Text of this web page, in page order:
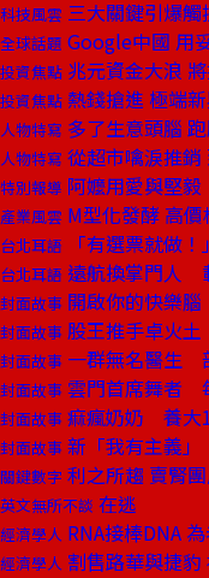
科技風雲 三大關鍵引爆
全球話題 Google中國 用
投資焦點 兆元資金大浪
投資焦點 熱錢搶進 極端
人物特寫 多了生意頭腦
人物特寫 從超市噙淚推
特別報導 阿嬤用愛與堅
產業風雲 M型化發酵 高
台北耳語 「有選票就做
台北耳語 遠航換掌門人
封面故事 開啟你的快樂腦
封面故事 股王推手卓火
封面故事 一群無名醫生
封面故事 雲門首席舞者
封面故事 痲瘋奶奶 養大
封面故事 新「我有主義
關鍵數字 利之所趨 賣腎
英文無所不談 在逃
經濟學人 RNA接棒DNA
經濟學人 割售路華與捷